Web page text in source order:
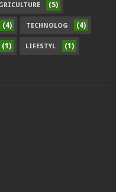
(5)
(4) TECHNOLOG (4)
(1) LIFESTYL (1)